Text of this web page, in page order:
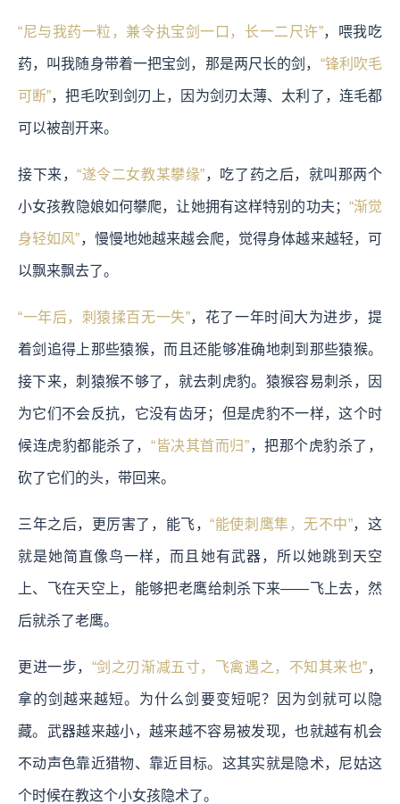
“尼与我药一粒，兼令执宝剑一口，长一二尺许”，喂我吃
药，叫我随身带着一把宝剑，那是两尺长的剑， “锋利吹毛
可断”，把毛吹到剑刃上，因为剑刃太薄、太利了，连毛都
可以被剖开来。
接下来，“遂令二女教某攀缘”，吃了药之后，就叫那两个
小女孩教隐娘如何攀爬，让她拥有这样特别的功夫； “渐觉
身轻如风”，慢慢地她越来越会爬，觉得身体越来越轻，可
以飘来飘去了。
“一年后，刺猿揉百无一失”，花了一年时间大为进步，提
着剑追得上那些猿猴，而且还能够准确地刺到那些猿猴。
接下来，刺猿猴不够了，就去刺虎豹。猿猴容易刺杀，因
为它们不会反抗，它没有齿牙；但是虎豹不一样，这个时
候连虎豹都能杀了，“皆决其首而归”，把那个虎豹杀了，
砍了它们的头，带回来。
三年之后，更厉害了，能飞，“能使刺鹰隼，无不中”，这
就是她简直像鸟一样，而且她有武器，所以她跳到天空
上、飞在天空上，能够把老鹰给刺杀下来——飞上去，然
后就杀了老鹰。
更进一步， “剑之刃渐减五寸，飞禽遇之，不知其来也”，
拿的剑越来越短。为什么剑要变短呢？因为剑就可以隐
藏。武器越来越小，越来越不容易被发现，也就越有机会
不动声色靠近猎物、靠近目标。这其实就是隐术，尼姑这
个时候在教这个小女孩隐术了。